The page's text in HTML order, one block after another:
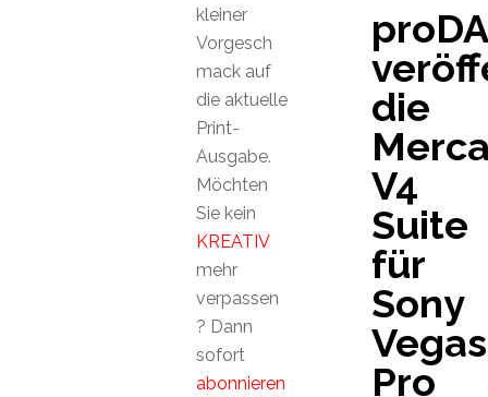
die
V4
Suite
für
Sony
Vegas
Pro
kleiner
Vorgesch
mack auf
die aktuelle
Print-
Ausgabe.
Möchten
Sie kein
KREATIV
mehr
verpassen
? Dann
sofort
abonnieren